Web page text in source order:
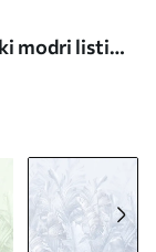
modri listi